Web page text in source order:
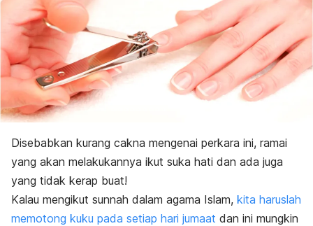
Disebabkan kurang cakna mengenai perkara ini, ramai
yang akan melakukannya ikut suka hati dan ada juga
yang tidak kerap buat!
Kalau mengikut sunnah dalam agama Islam, kita haruslah
memotong kuku pada setiap hari jumaat dan ini mungkin